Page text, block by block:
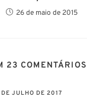
26 de maio de 2015
23 COMENTÁRIOS
JULHO DE 2017